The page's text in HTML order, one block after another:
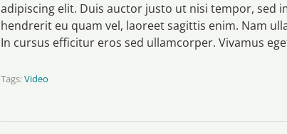
adipiscing elit. Duis auctor justo ut nisi tempor,
hendrerit eu quam vel, laoreet sagittis enim. Nam
In cursus efficitur eros sed ullamcorper. Vivamus
Tags:Video